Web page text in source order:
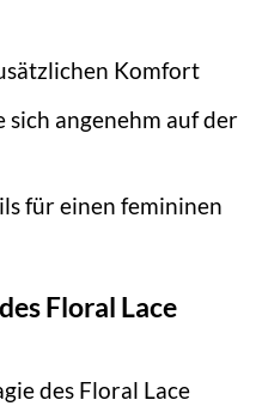
Komfort
sich angenehm auf der
für einen femininen
Floral Lace
des Floral Lace